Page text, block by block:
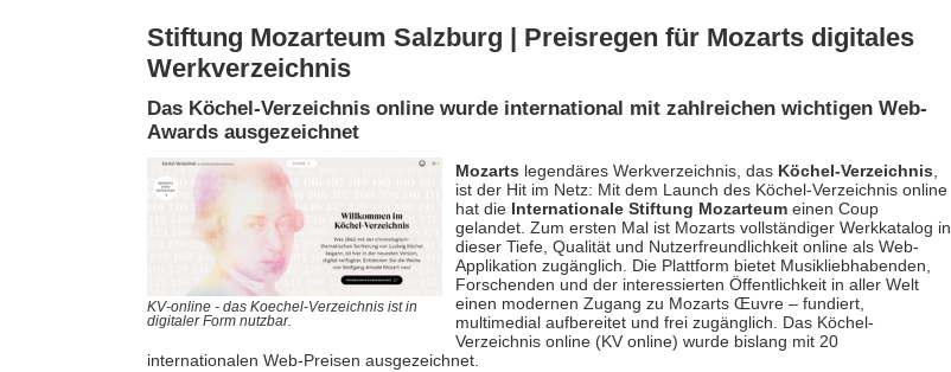
Stiftung Mozarteum Salzburg | Preisregen für Mozarts digitales
Werkverzeichnis
Das Köchel-Verzeichnis online wurde international mit zahlreichen wichtigen Web-
Awards ausgezeichnet
KV-online - das Koechel-Verzeichnis ist in
digitaler Form nutzbar.
Mozarts legendäres Werkverzeichnis, das Köchel-Verzeichnis,
ist der Hit im Netz: Mit dem Launch des Köchel-Verzeichnis online
hat die Internationale Stiftung Mozarteumeinen Coup
gelandet. Zum ersten Mal ist Mozarts vollständiger Werkkatalog in
dieser Tiefe, Qualität und Nutzerfreundlichkeit online als Web-
Applikation zugänglich. Die Plattform bietet Musikliebhabenden,
Forschenden und der interessierten Öffentlichkeit in aller Welt
einen modernen Zugang zu Mozarts Œuvre – fundiert,
multimedial aufbereitet und frei zugänglich. Das Köchel-
Verzeichnis online (KV online) wurde bislang mit 20
internationalen Web-Preisen ausgezeichnet.